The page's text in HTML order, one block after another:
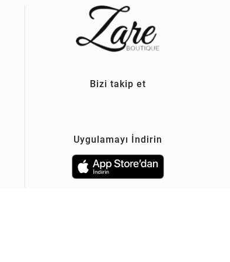
Bizi takip et
Uygulamayı İndirin